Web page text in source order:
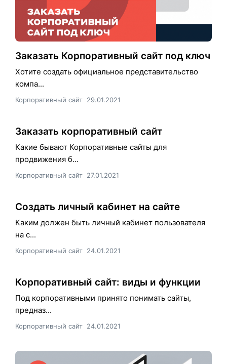
Заказать Корпоративный сайт под ключ
Хотите создать официальное представительство
компа...
Корпоративный сайт 29.01.2021
Заказать корпоративный сайт
Какие бывают Корпоративные сайты для
продвижения б...
Корпоративный сайт 27.01.2021
Создать личный кабинет на сайте
Каким должен быть личный кабинет пользователя
на с...
Корпоративный сайт 24.01.2021
Корпоративный сайт: виды и функции
Под корпоративными принято понимать сайты,
предназ...
Корпоративный сайт 24.01.2021